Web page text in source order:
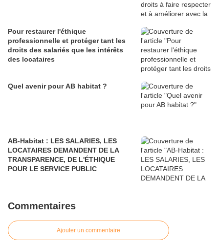
Pour restaurer l'éthique
professionnelle et protéger tant les
droits des salariés que les intérêts
des locataires
Quel avenir pour AB habitat ?
AB-Habitat : LES SALARIES, LES
LOCATAIRES DEMANDENT DE LA
TRANSPARENCE, DE L'ÉTHIQUE
POUR LE SERVICE PUBLIC
Commentaires
Ajouter un commentaire